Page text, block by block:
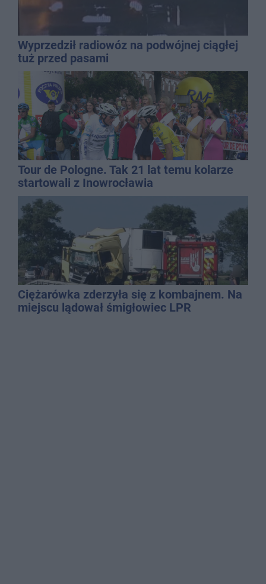
Wyprzedził radiowóz na podwójnej ciągłej
tuż przed pasami
Tour de Pologne. Tak 21 lat temu kolarze
startowali z Inowrocławia
Ciężarówka zderzyła się z kombajnem. Na
miejscu lądował śmigłowiec LPR